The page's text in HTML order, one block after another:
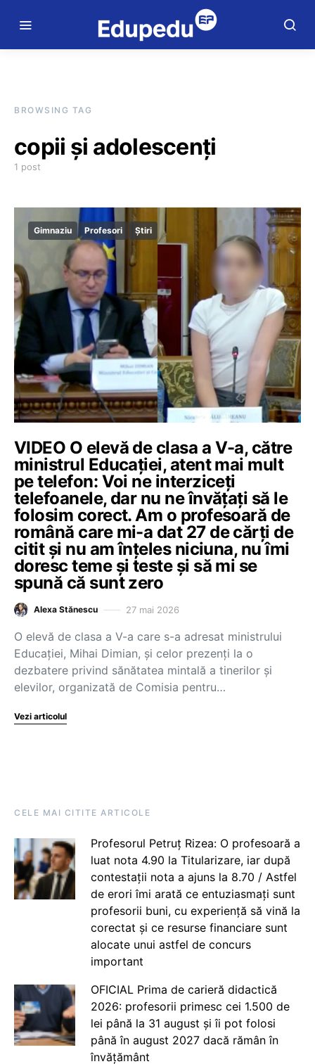
BROWSING TAG
copii și adolescenți
1 post
Gimnaziu Profesori Știri
VIDEO O elevă de clasa a V-a, către
ministrul Educației, atent mai mult
pe telefon: Voi ne interziceți
telefoanele, dar nu ne învățați să le
folosim corect. Am o profesoară de
română care mi-a dat 27 de cărți de
citit și nu am înțeles niciuna, nu îmi
doresc teme și teste și să mi se
spună că sunt zero
Alexa Stănescu 27 mai 2026
O elevă de clasa a V-a care s-a adresat ministrului
Educației, Mihai Dimian, și celor prezenți la o
dezbatere privind sănătatea mintală a tinerilor și
elevilor, organizată de Comisia pentru…
Vezi articolul
CELE MAI CITITE ARTICOLE
Profesorul Petruț Rizea: O profesoară a
luat nota 4.90 la Titularizare, iar după
contestații nota a ajuns la 8.70 / Astfel
de erori îmi arată ce entuziasmați sunt
profesorii buni, cu experiență să vină la
corectat și ce resurse financiare sunt
alocate unui astfel de concurs
important
OFICIAL Prima de carieră didactică
2026: profesorii primesc cei 1.500 de
lei până la 31 august și îi pot folosi
până în august 2027 dacă rămân în
învățământ